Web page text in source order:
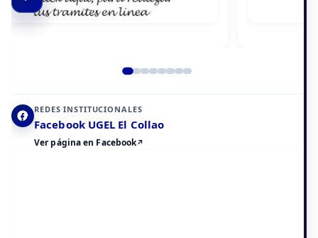
REDES INSTITUCIONALES
Facebook UGEL El Collao
Ver página en Facebook